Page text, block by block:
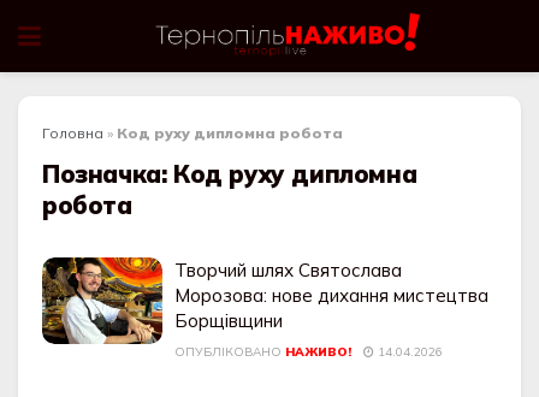
Головна » Код руху дипломна робота
Позначка: Код руху дипломна
робота
Творчий шлях Святослава
Морозова: нове дихання мистецтва
Борщівщини
ОПУБЛІКОВАНО НАЖИВО! 14.04.2026